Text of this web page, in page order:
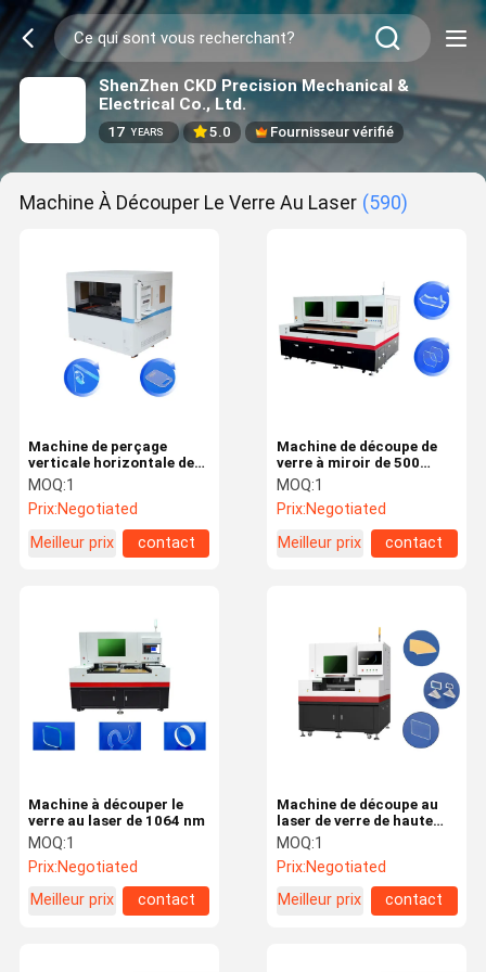
ShenZhen CKD Precision Mechanical &
Electrical Co., Ltd.
17 YEARS 5.0 Fournisseur vérifié
Machine À Découper Le Verre Au Laser (590)
Machine de perçage
verticale horizontale de
verre
MOQ:1
Prix:Negotiated
Meilleur prix
contact
Machine de découpe de
verre à miroir de 500
mm/s
MOQ:1
Prix:Negotiated
Meilleur prix
contact
Machine à découper le
verre au laser de 1064 nm
MOQ:1
Prix:Negotiated
Meilleur prix
contact
Machine de découpe au
laser de verre de haute
précision
MOQ:1
Prix:Negotiated
Meilleur prix
contact